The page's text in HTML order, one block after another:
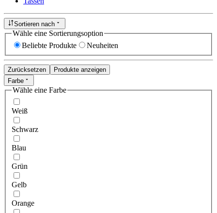
Sortieren nach
Wähle eine Sortierungsoption
Beliebte Produkte
Neuheiten
Zurücksetzen
Produkte anzeigen
Farbe
Wähle eine Farbe
Weiß
Schwarz
Blau
Grün
Gelb
Orange